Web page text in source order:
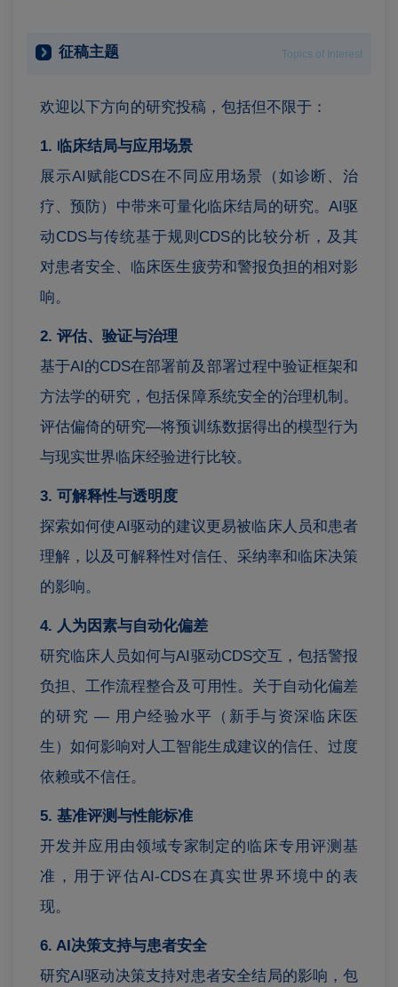
征稿主题 Topics of Interest
欢迎以下方向的研究投稿，包括但不限于：
1. 临床结局与应用场景
展示AI赋能CDS在不同应用场景（如诊断、治
疗、预防）中带来可量化临床结局的研究。AI驱
动CDS与传统基于规则CDS的比较分析，及其
对患者安全、临床医生疲劳和警报负担的相对影
响。
2. 评估、验证与治理
基于AI的CDS在部署前及部署过程中验证框架和
方法学的研究，包括保障系统安全的治理机制。
评估偏倚的研究—将预训练数据得出的模型行为
与现实世界临床经验进行比较。
3. 可解释性与透明度
探索如何使AI驱动的建议更易被临床人员和患者
理解，以及可解释性对信任、采纳率和临床决策
的影响。
4. 人为因素与自动化偏差
研究临床人员如何与AI驱动CDS交互，包括警报
负担、工作流程整合及可用性。关于自动化偏差
的研究 — 用户经验水平（新手与资深临床医
生）如何影响对人工智能生成建议的信任、过度
依赖或不信任。
5. 基准评测与性能标准
开发并应用由领域专家制定的临床专用评测基
准，用于评估AI-CDS在真实世界环境中的表
现。
6. AI决策支持与患者安全
研究AI驱动决策支持对患者安全结局的影响，包